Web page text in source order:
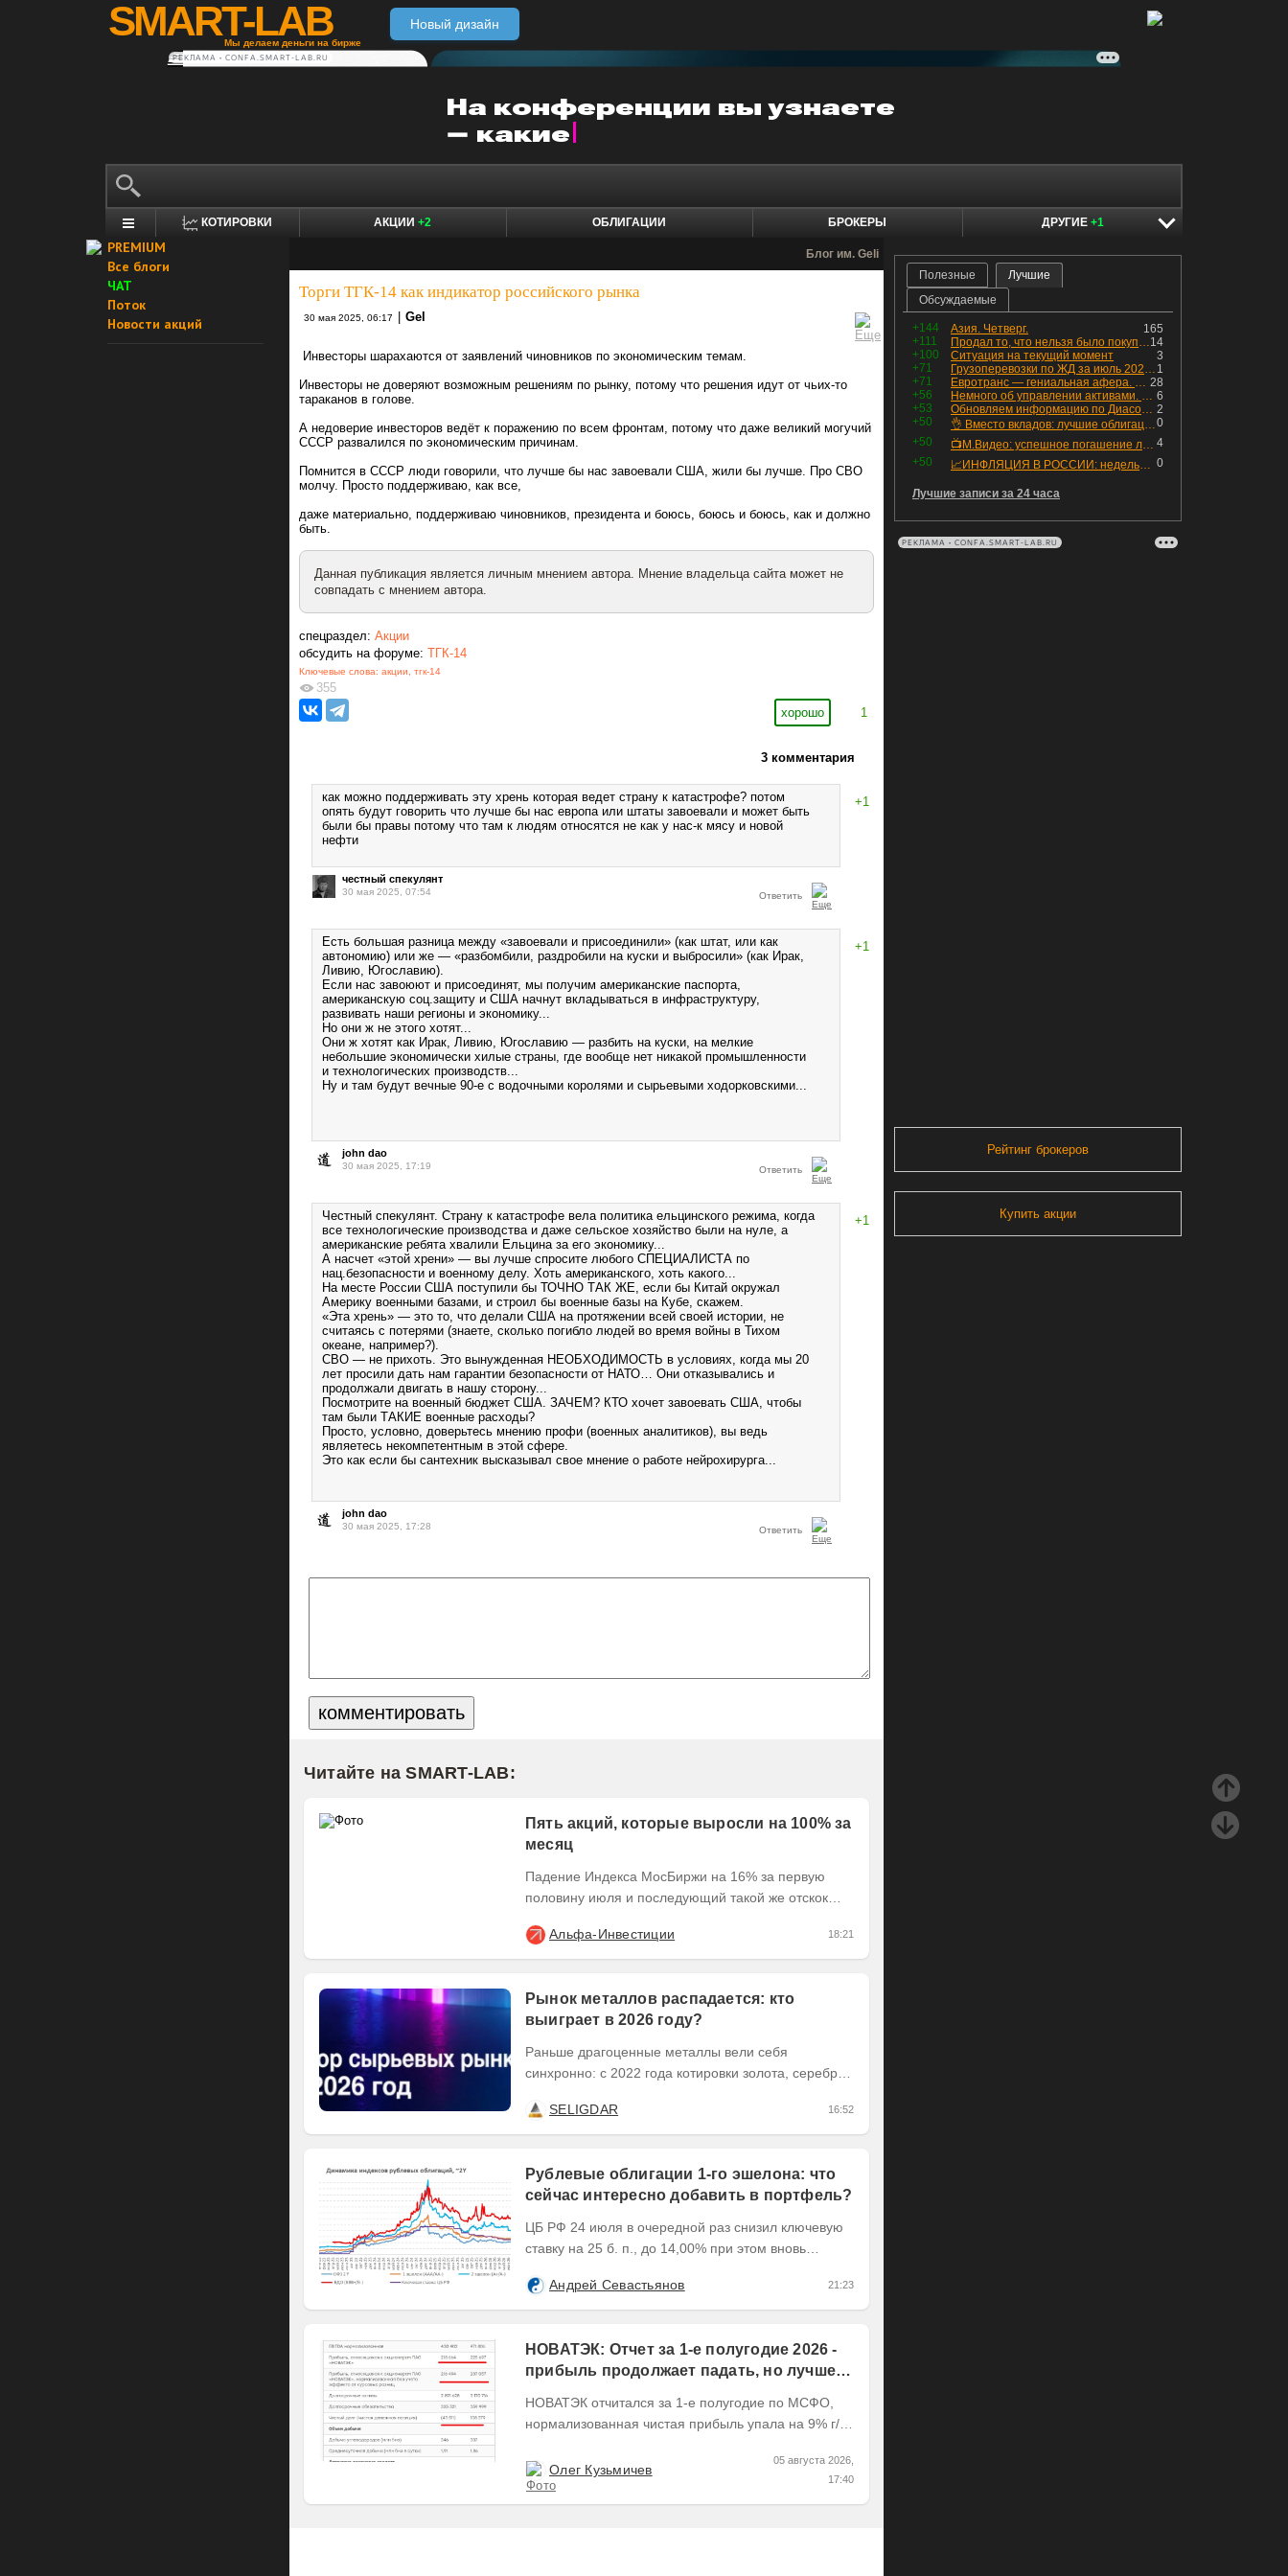
SMART-LAB
Мы делаем деньги на бирже
Новый дизайн
РЕКЛАМА • CONFA.SMART-LAB.RU
КОТИРОВКИ АКЦИИ +2 ОБЛИГАЦИИ БРОКЕРЫ ДРУГИЕ +1
PREMIUM
Все блоги
ЧАТ
Поток
Новости акций
Блог им. Geli
Торги ТГК-14 как индикатор российского рынка
30 мая 2025, 06:17 Gel
Инвесторы шарахаются от заявлений чиновников по экономическим темам.
Инвесторы не доверяют возможным решениям по рынку, потому что решения идут от чьих-то
тараканов в голове.
А недоверие инвесторов ведёт к поражению по всем фронтам, потому что даже великий могучий
СССР развалился по экономическим причинам.
Помнится в СССР люди говорили, что лучше бы нас завоевали США, жили бы лучше. Про СВО
молчу. Просто поддерживаю, как все,
даже материально, поддерживаю чиновников, президента и боюсь, боюсь и боюсь, как и должно
быть.
Данная публикация является личным мнением автора. Мнение владельца сайта может не
совпадать с мнением автора.
спецраздел: Акции
обсудить на форуме: ТГК-14
Ключевые слова: акции, тгк-14
355
хорошо
1
3 комментария
+1
как можно поддерживать эту хрень которая ведет страну к катастрофе? потом
опять будут говорить что лучше бы нас европа или штаты завоевали и может быть
были бы правы потому что там к людям относятся не как у нас-к мясу и новой
нефти
честный спекулянт
30 мая 2025, 07:54 Ответить
+1
Есть большая разница между «завоевали и присоединили» (как штат, или как
автономию) или же — «разбомбили, раздробили на куски и выбросили» (как Ирак,
Ливию, Югославию).
Если нас завоюют и присоединят, мы получим американские паспорта,
американскую соц.защиту и США начнут вкладываться в инфраструктуру,
развивать наши регионы и экономику...
Но они ж не этого хотят...
Они ж хотят как Ирак, Ливию, Югославию — разбить на куски, на мелкие
небольшие экономически хилые страны, где вообще нет никакой промышленности
и технологических производств...
Ну и там будут вечные 90-е с водочными королями и сырьевыми ходорковскими...
john dao
30 мая 2025, 17:19 Ответить
+1
Честный спекулянт. Страну к катастрофе вела политика ельцинского режима, когда
все технологические производства и даже сельское хозяйство были на нуле, а
американские ребята хвалили Ельцина за его экономику...
А насчет «этой хрени» — вы лучше спросите любого СПЕЦИАЛИСТА по
нац.безопасности и военному делу. Хоть американского, хоть какого...
На месте России США поступили бы ТОЧНО ТАК ЖЕ, если бы Китай окружал
Америку военными базами, и строил бы военные базы на Кубе, скажем.
«Эта хрень» — это то, что делали США на протяжении всей своей истории, не
считаясь с потерями (знаете, сколько погибло людей во время войны в Тихом
океане, например?).
СВО — не прихоть. Это вынужденная НЕОБХОДИМОСТЬ в условиях, когда мы 20
лет просили дать нам гарантии безопасности от НАТО… Они отказывались и
продолжали двигать в нашу сторону...
Посмотрите на военный бюджет США. ЗАЧЕМ? КТО хочет завоевать США, чтобы
там были ТАКИЕ военные расходы?
Просто, условно, доверьтесь мнению профи (военных аналитиков), вы ведь
являетесь некомпетентным в этой сфере.
Это как если бы сантехник высказывал свое мнение о работе нейрохирурга...
john dao
30 мая 2025, 17:28 Ответить
Читайте на SMART-LAB:
Пять акций, которые выросли на 100% за
месяц
Падение Индекса МосБиржи на 16% за первую
половину июля и последующий такой же отскок
наиболее...
Альфа-Инвестиции 18:21
Рынок металлов распадается: кто
выиграет в 2026 году?
Раньше драгоценные металлы вели себя
синхронно: с 2022 года котировки золота, серебра
разделился. В...
SELIGDAR 16:52
Рублевые облигации 1-го эшелона: что
сейчас интересно добавить в портфель?
ЦБ РФ 24 июля в очередной раз снизил ключевую
ставку на 25 б. п., до 14,00% при этом вновь
его...Андрей Севастьянов 21:23
НОВАТЭК: Отчет за 1-е полугодие 2026 -
прибыль продолжает падать, но лучшее
НОВАТЭК отчитался за 1-е полугодие по МСФО,
нормализованная чистая прибыль упала на 9% г/г
Олег Кузьмичев
05 августа 2026,
17:40
Полезные
Лучшие
Обсуждаемые
+144 165
Азия. Четверг.
+111
14
Продал то, что нельзя было покупать. Изменения в портфеле
+100
3
Ситуация на текущий момент
+71
1
Грузоперевозки по ЖД за июль 2026 г. — четвёртый месяц подряд роста, чёрные металлы на уровне прошлого года, а каменный уголь в плюсе.
+71
28
Евротранс — гениальная афера. Собрал с инвесторов денег, выплатил дивидендов больше текущей капитализации и ушёл в дефолт
+56
6
Немного об управлении активами. Для заинтересованных
+53
2
Обновляем информацию по Диасофту: дивиденды и выкуп
+50
0
👌 Вместо вкладов: лучшие облигации — только супер надёжные
+50
4
📺М.Видео: успешное погашение любимого флоатера
+50
0
📈ИНФЛЯЦИЯ В РОССИИ: недельная дефляция, но в годовом выражении рост 😢
Лучшие записи за 24 часа
РЕКЛАМА • CONFA.SMART-LAB.RU
Рейтинг брокеров
Купить акции